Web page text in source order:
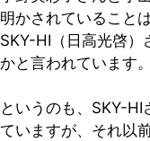
明かされていること
SKY-HI（日高光啓）
かと言われています。
というのも、SKY-HI
ていますが、それ以